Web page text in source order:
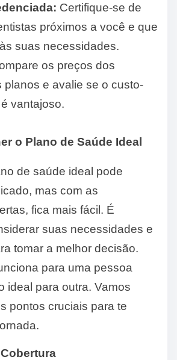
Certifique-se de
próximos a você e que
suas necessidades.
os preços dos
planos e avalie se o custo-
vantajoso.
o Plano de Saúde Ideal
de saúde ideal pode
mas com as
fica mais fácil. É
suas necessidades e
tomar a melhor decisão.
para uma pessoa
ideal para outra. Vamos
pontos cruciais para te